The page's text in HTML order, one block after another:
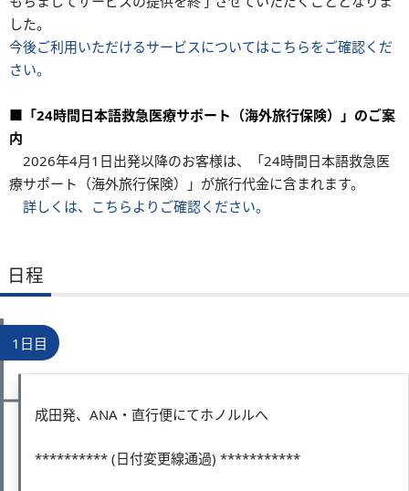
した。
今後ご利用いただけるサービスについてはこちらをご確認くだ
さい。
■「24時間日本語救急医療サポート（海外旅行保険）」のご案
内
2026年4月1日出発以降のお客様は、「24時間日本語救急医
療サポート（海外旅行保険）」が旅行代金に含まれます。
詳しくは、こちらよりご確認ください。
日程
1日目
成田発、ANA・直行便にてホノルルへ
********** (日付変更線通過) ***********